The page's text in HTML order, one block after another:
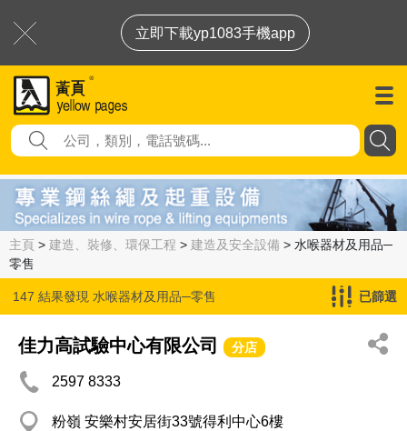
立即下載yp1083手機app
主頁 > 建造、裝修、環保工程 > 建造及安全設備 > 水喉器材及用品─
零售
147 結果發現 水喉器材及用品─零售 已篩選
佳力高試驗中心有限公司 分店
2597 8333
粉嶺 安樂村安居街33號得利中心6樓